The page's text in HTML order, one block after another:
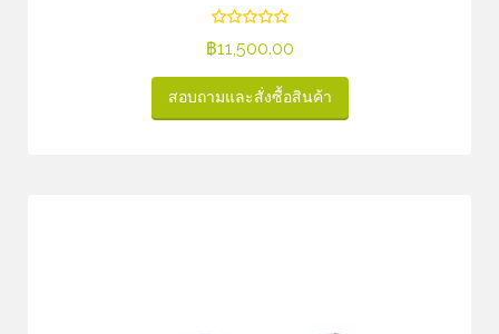
฿11,500.00
สอบถามและสั่งซื้อสินค้า